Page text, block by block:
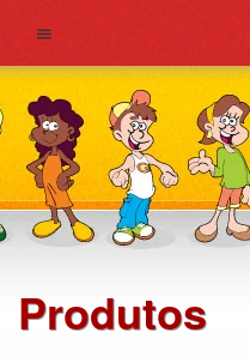
Produtos